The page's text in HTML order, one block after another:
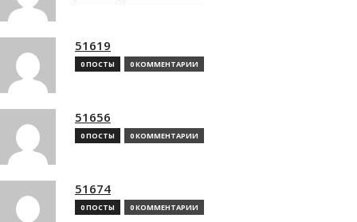
51619
0 ПОСТЫ 0 КОММЕНТАРИИ
51656
0 ПОСТЫ 0 КОММЕНТАРИИ
51674
0 ПОСТЫ 0 КОММЕНТАРИИ